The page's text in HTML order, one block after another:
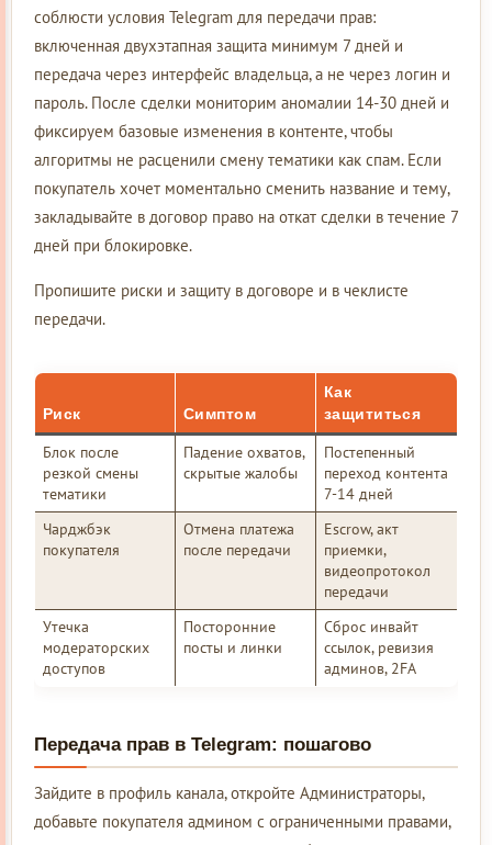
соблюсти условия Telegram для передачи прав:
включенная двухэтапная защита минимум 7 дней и
передача через интерфейс владельца, а не через логин и
пароль. После сделки мониторим аномалии 14-30 дней и
фиксируем базовые изменения в контенте, чтобы
алгоритмы не расценили смену тематики как спам. Если
покупатель хочет моментально сменить название и тему,
закладывайте в договор право на откат сделки в течение 7
дней при блокировке.
Пропишите риски и защиту в договоре и в чеклисте
передачи.
Риск Симптом
Как
защититься
Блок после
резкой смены
тематики
Падение охватов,
скрытые жалобы
Постепенный
переход контента
7-14 дней
Чарджбэк
покупателя
Отмена платежа
после передачи
Escrow, акт
приемки,
видеопротокол
передачи
Утечка
модераторских
доступов
Посторонние
посты и линки
Сброс инвайт
ссылок, ревизия
админов, 2FA
Передача прав в Telegram: пошагово
Зайдите в профиль канала, откройте Администраторы,
добавьте покупателя админом с ограниченными правами,